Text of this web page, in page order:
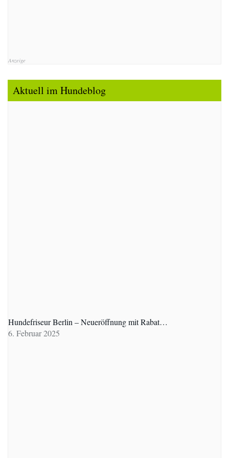
Anzeige
Aktuell im Hundeblog
Hundefriseur Berlin – Neueröffnung mit Rabat…
6. Februar 2025